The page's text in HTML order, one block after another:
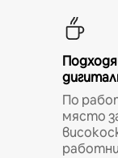
По
място